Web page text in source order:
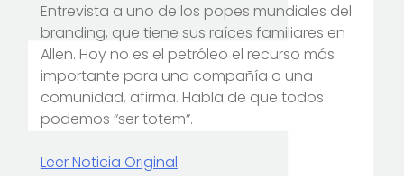
Entrevista a uno de los popes mundiales del
branding, que tiene sus raíces familiares en
Allen. Hoy no es el petróleo el recurso más
importante para una compañía o una
comunidad, afirma. Habla de que todos
podemos “ser totem”.
Leer Noticia Original